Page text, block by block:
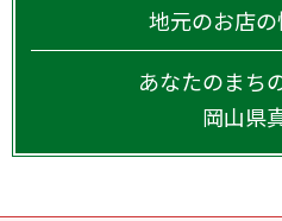
地元のお店の
あなたのまち
岡山県